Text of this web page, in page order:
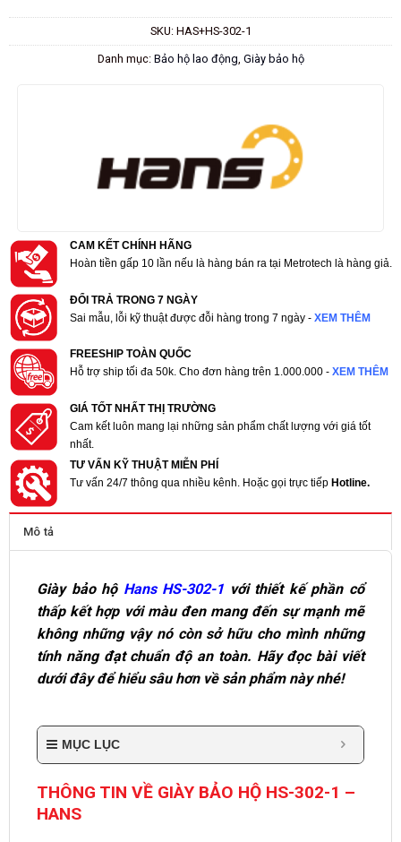
SKU: HAS+HS-302-1
Danh mục: Bảo hộ lao động, Giày bảo hộ
CAM KẾT CHÍNH HÃNG
Hoàn tiền gấp 10 lần nếu là hàng bán ra tại Metrotech là hàng giả.
ĐỔI TRẢ TRONG 7 NGÀY
Sai mẫu, lỗi kỹ thuật được đỗi hàng trong 7 ngày - XEM THÊM
FREESHIP TOÀN QUỐC
Hỗ trợ ship tối đa 50k. Cho đơn hàng trên 1.000.000 - XEM THÊM
GIÁ TỐT NHẤT THỊ TRƯỜNG
Cam kết luôn mang lại những sản phẩm chất lượng với giá tốt
nhất.
TƯ VẤN KỸ THUẬT MIỄN PHÍ
Tư vấn 24/7 thông qua nhiều kênh. Hoặc gọi trực tiếp Hotline.
Mô tả
Giày bảo hộ Hans HS-302-1 với thiết kế phần cổ
thấp kết hợp với màu đen mang đến sự mạnh mẽ
không những vậy nó còn sở hữu cho mình những
tính năng đạt chuẩn độ an toàn. Hãy đọc bài viết
dưới đây để hiểu sâu hơn về sản phẩm này nhé!
MỤC LỤC
THÔNG TIN VỀ GIÀY BẢO HỘ HS-302-1 –
HANS